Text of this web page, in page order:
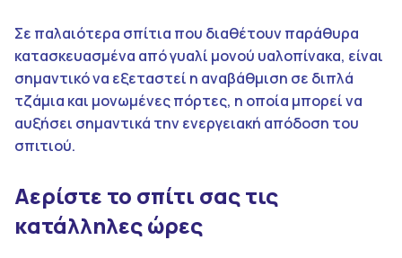
Σε παλαιότερα σπίτια που διαθέτουν παράθυρα
κατασκευασμένα από γυαλί μονού υαλοπίνακα, είναι
σημαντικό να εξεταστεί η αναβάθμιση σε διπλά
τζάμια και μονωμένες πόρτες, η οποία μπορεί να
αυξήσει σημαντικά την ενεργειακή απόδοση του
σπιτιού.
Αερίστε το σπίτι σας τις
κατάλληλες ώρες